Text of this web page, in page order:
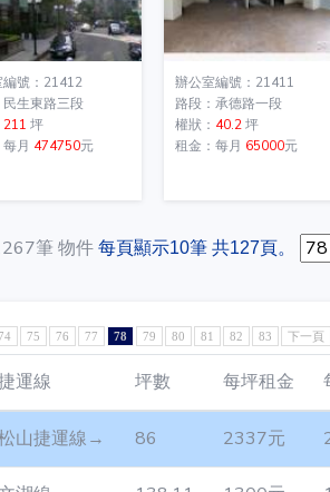
編號：21412
民生東路三段
211 坪
月 474750元
辦公室編號：21411
路段：承德路一段
權狀： 40.2坪
租金：每月 65000元
筆 物件 每頁顯示10筆 共127頁。
75 76 77 78 79 80 81 82 83 下一頁
運線 坪數 每坪租金
山捷運線→ 86 2337元